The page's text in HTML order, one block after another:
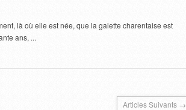
là où elle est née, que la galette charentaise est
ans, ...
Articles Suivants →